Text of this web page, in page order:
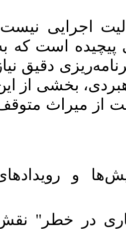
نیست،
است که به
دقیق نیاز
بخشی از این
میراث متوقف
و رویدادهای
در خطر" نقش